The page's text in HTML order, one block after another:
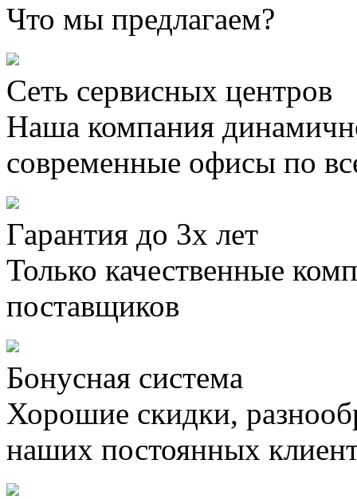
Что мы предлагаем?
Сеть сервисных центров
Наша компания
современные офисы по
Гарантия до 3х лет
Только качественные
поставщиков
Бонусная система
Хорошие скидки,
наших постоянных